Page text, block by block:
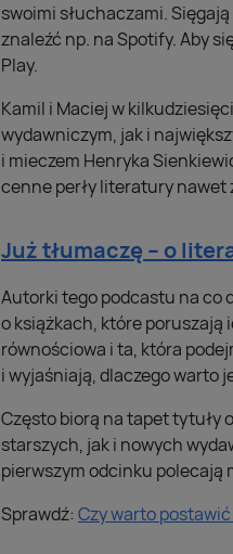
swoimi słuchaczami.
znaleźć np. na Spotify. Aby
Play.
Kamil i Maciej w
wydawniczym, jak i
i mieczem Henryka
cenne perły literatury nawet
Już tłumaczę – o
Autorki tego podcastu na co
o książkach, które
równościowa i ta, która
i wyjaśniają, dlaczego warto
Często biorą na tapet tytuły
starszych, jak i nowych
pierwszym odcinku polecają
Sprawdź: Czy warto